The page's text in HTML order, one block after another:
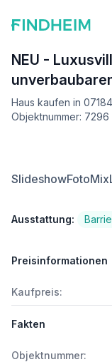
NEU -
Haus kaufen in
Objektnummer: 7296
SlideshowFotoMix
Ausstattung:
Preisinformationen
Kaufpreis:
Fakten
Objektnummer: